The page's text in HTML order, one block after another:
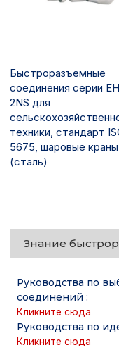
Быстроразъемные
соединения серии
2NS для
техники, стандарт
5675, шаровые краны
(сталь)
Знание
Руководства по
соединений:
Кликните сюда
Руководства по
Кликните сюда